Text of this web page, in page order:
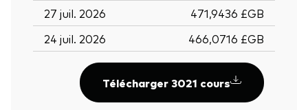
27 juil. 2026
471,9436 £GB
24 juil. 2026
466,0716 £GB
Télécharger 3021 cours